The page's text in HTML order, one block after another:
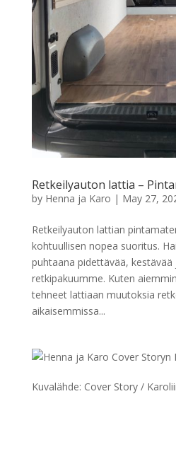
Retkeilyauton lattia –
by Henna ja Karo | May 27,
Retkeilyauton lattian
kohtuullisen nopea suoritus.
puhtaana pidettävää,
retkipakuumme. Kuten
tehneet lattiaan muutoksia
aikaisemmissa...
Kuvalähde: Cover Story /